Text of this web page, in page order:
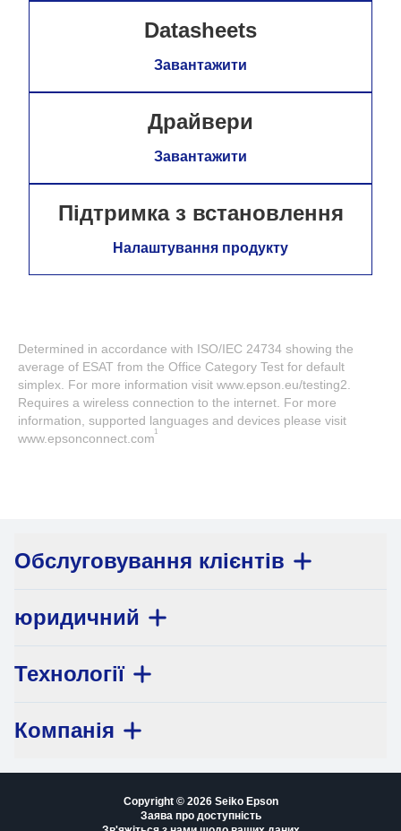
Datasheets
Завантажити
Драйвери
Завантажити
Підтримка з встановлення
Налаштування продукту
Determined in accordance with ISO/IEC 24734 showing the
average of ESAT from the Office Category Test for default
simplex. For more information visit www.epson.eu/testing2.
Requires a wireless connection to the internet. For more
information, supported languages and devices please visit
www.epsonconnect.com1
Обслуговування клієнтів
юридичний
Технології
Компанія
Copyright © 2026 Seiko Epson
Заява про доступність